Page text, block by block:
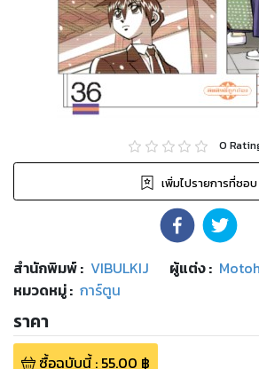
0
เพิ่มไปรายการที่ชอบ
สำนักพิมพ์: VIBULKIJ ผู้แต่ง :
หมวดหมู่: การ์ตูน
ราคา
ซื้อฉบับนี้: 55.00 ฿